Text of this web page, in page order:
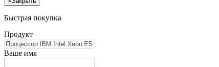
Быстрая покупка
Продукт
Ваше имя